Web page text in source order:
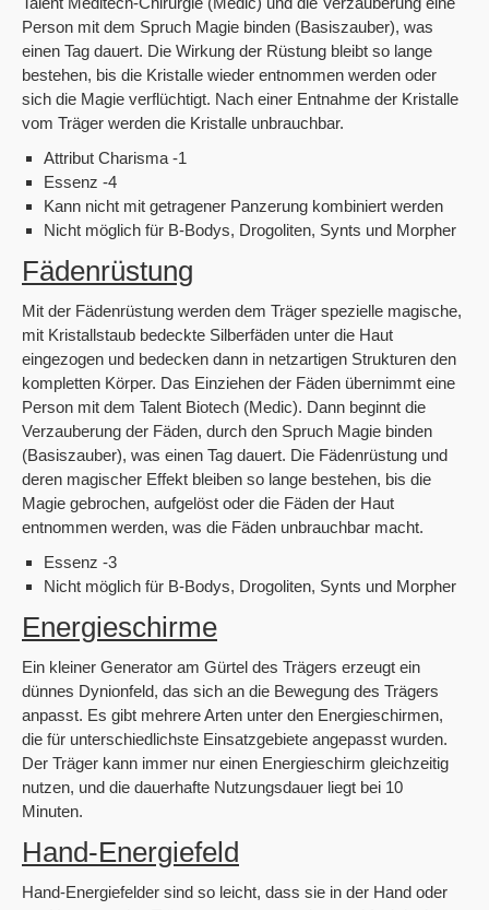
Person mit dem Spruch Magie binden (Basiszauber), was
einen Tag dauert. Die Wirkung der Rüstung bleibt so lange
bestehen, bis die Kristalle wieder entnommen werden oder
sich die Magie verflüchtigt. Nach einer Entnahme der Kristalle
vom Träger werden die Kristalle unbrauchbar.
Attribut Charisma -1
Essenz -4
Kann nicht mit getragener Panzerung kombiniert werden
Nicht möglich für B-Bodys, Drogoliten, Synts und Morpher
Fädenrüstung
Mit der Fädenrüstung werden dem Träger spezielle magische,
mit Kristallstaub bedeckte Silberfäden unter die Haut
eingezogen und bedecken dann in netzartigen Strukturen den
kompletten Körper. Das Einziehen der Fäden übernimmt eine
Person mit dem Talent Biotech (Medic). Dann beginnt die
Verzauberung der Fäden, durch den Spruch Magie binden
(Basiszauber), was einen Tag dauert. Die Fädenrüstung und
deren magischer Effekt bleiben so lange bestehen, bis die
Magie gebrochen, aufgelöst oder die Fäden der Haut
entnommen werden, was die Fäden unbrauchbar macht.
Essenz -3
Nicht möglich für B-Bodys, Drogoliten, Synts und Morpher
Energieschirme
Ein kleiner Generator am Gürtel des Trägers erzeugt ein
dünnes Dynionfeld, das sich an die Bewegung des Trägers
anpasst. Es gibt mehrere Arten unter den Energieschirmen,
die für unterschiedlichste Einsatzgebiete angepasst wurden.
Der Träger kann immer nur einen Energieschirm gleichzeitig
nutzen, und die dauerhafte Nutzungsdauer liegt bei 10
Minuten.
Hand-Energiefeld
Hand-Energiefelder sind so leicht, dass sie in der Hand oder